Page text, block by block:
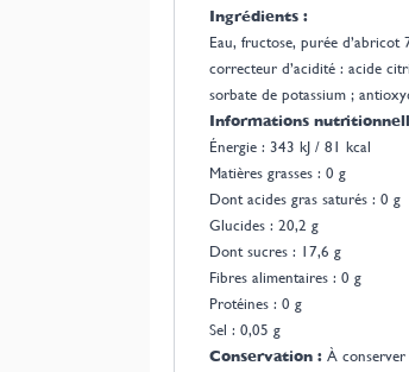
Ingrédients :
Eau, fructose, purée
correcteur d’acidité : acide
sorbate de potassium ;
Informations
Énergie : 343 kJ / 81 kcal
Matières grasses : 0 g
Dont acides gras saturés : 0 g
Glucides : 20,2 g
Dont sucres : 17,6 g
Fibres alimentaires : 0 g
Protéines : 0 g
Sel : 0,05 g
Conservation :À conserver